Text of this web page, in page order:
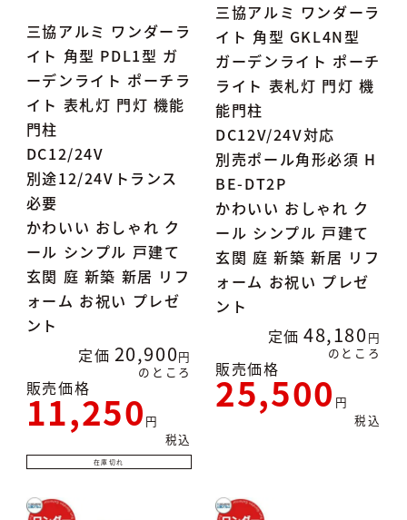
三協アルミ ワンダーラ
イト 角型 PDL1型 ガ
ーデンライト ポーチラ
イト 表札灯 門灯 機能
門柱
DC12/24V
別途12/24Vトランス
必要
かわいい おしゃれ ク
ール シンプル 戸建て
玄関 庭 新築 新居 リフ
ォーム お祝い プレゼ
ント
定価 20,900
のところ
販売価格
11,250
税込
在庫切れ
三協アルミ ワンダーラ
イト 角型 GKL4N型
ガーデンライト ポーチ
ライト 表札灯 門灯 機
能門柱
DC12V/24V対応
別売ポール角形必須 H
BE-DT2P
かわいい おしゃれ ク
ール シンプル 戸建て
玄関 庭 新築 新居 リフ
ォーム お祝い プレゼ
ント
定価 48,180
のところ
販売価格
25,500
税込